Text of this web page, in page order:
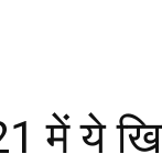
में ये